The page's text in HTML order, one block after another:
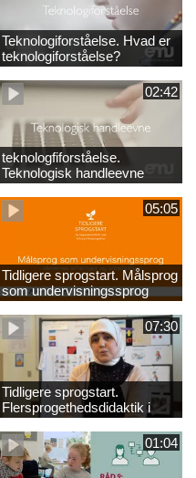
Teknologiforståelse. Hvad er
teknologiforståelse?
02:42
teknologfiforståelse.
Teknologisk handleevne
05:05
Tidligere sprogstart. Målsprog
som undervisningssprog
07:30
Tidligere sprogstart.
Flersprogethedsdidaktik i
fransk og tysk
01:04